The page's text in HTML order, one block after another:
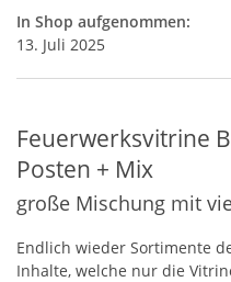
In Shop aufgenommen:
13. Juli 2025
Feuerwerksvitrine
Posten + Mix
große Mischung mit
Endlich wieder Sortimente
Inhalte, welche nur die